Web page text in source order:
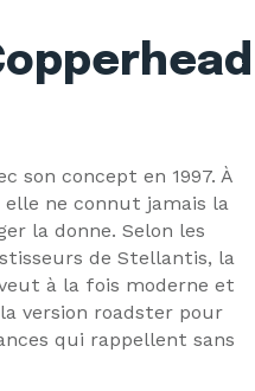
son concept en 1997. À
ne connut jamais la
la donne. Selon les
de Stellantis, la
à la fois moderne et
version roadster pour
qui rappellent sans